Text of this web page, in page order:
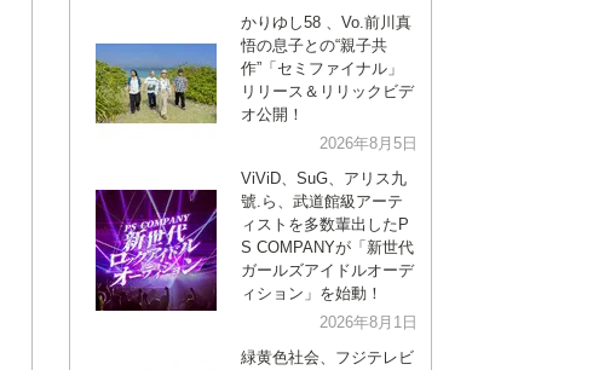
洋楽
VTuber ディズニー
かりゆし58 、Vo.前川真
悟の息子との“親子共
作”「セミファイナル」
リリース＆リリックビデ
オ公開！
2026年8月5日
ViViD、SuG、アリス九
號.ら、武道館級アーテ
ィストを多数輩出したP
S COMPANYが「新世代
ガールズアイドルオーデ
ィション」を始動！
2026年8月1日
緑黄色社会、フジテレビ